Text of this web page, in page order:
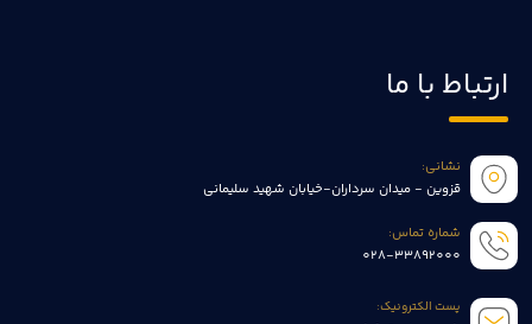
ارتباط با ما
نشانی:
قزوین - میدان سرداران-خیابان شهید سلیمانی
شماره تماس:
028-33892000
پست الکترونیک: